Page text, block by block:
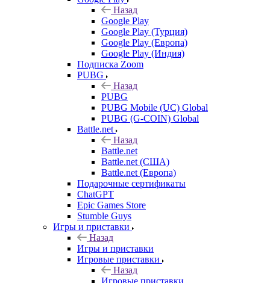
Назад
Google Play
Google Play (Турция)
Google Play (Европа)
Google Play (Индия)
Подписка Zoom
PUBG
Назад
PUBG
PUBG Mobile (UC) Global
PUBG (G-COIN) Global
Battle.net
Назад
Battle.net
Battle.net (США)
Battle.net (Европа)
Подарочные сертификаты
ChatGPT
Epic Games Store
Stumble Guys
Игры и приставки
Назад
Игры и приставки
Игровые приставки
Назад
Игровые приставки